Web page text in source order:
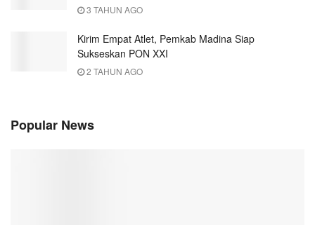
3 TAHUN AGO
Kirim Empat Atlet, Pemkab Madina Siap
Sukseskan PON XXI
2 TAHUN AGO
Popular News